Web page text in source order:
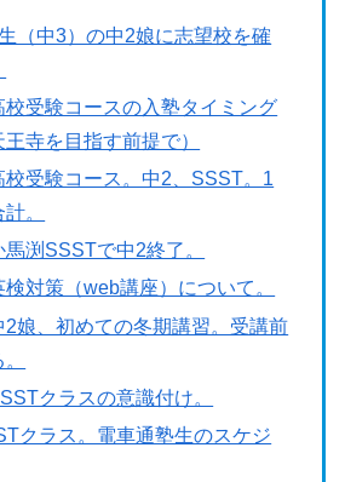
（中3）の中2娘に志望校を確
校受験コースの入塾タイミング
寺を目指す前提で）
校受験コース。中2、SSST。1
。
渕SSSTで中2終了。
対策（web講座）について。
2娘、初めての冬期講習。受講前
クラスの意識付け。
クラス。電車通塾生のスケジ